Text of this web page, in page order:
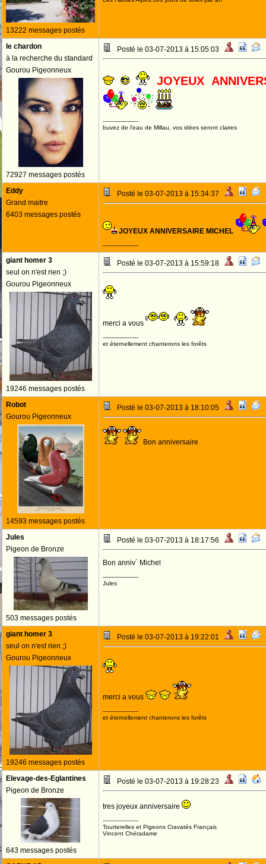
13222 messages postés
le chardon
à la recherche du standard
Gourou Pigeonneux
72927 messages postés
Posté le 03-07-2013 à 15:05:03
JOYEUX
--------------------
buvez de l'eau de Millau, vos idées seront claires
Eddy
Grand maitre
6403 messages postés
Posté le 03-07-2013 à 15:34:37
JOYEUX ANNIVERSAIRE MICHEL
--------------------
giant homer 3
seul on n'est rien ;)
Gourou Pigeonneux
19246 messages postés
Posté le 03-07-2013 à 15:59:18
merci a vous
--------------------
et éternellement chanterons les forêts
Robot
Gourou Pigeonneux
14593 messages postés
Posté le 03-07-2013 à 18:10:05
Bon anniversaire
Jules
Pigeon de Bronze
503 messages postés
Posté le 03-07-2013 à 18:17:56
Bon anniv´ Michel
--------------------
Jules
giant homer 3
seul on n'est rien ;)
Gourou Pigeonneux
19246 messages postés
Posté le 03-07-2013 à 19:22:01
merci a vous
--------------------
et éternellement chanterons les forêts
Elevage-des-Eglantines
Pigeon de Bronze
643 messages postés
Posté le 03-07-2013 à 19:28:23
tres joyeux anniversaire
--------------------
Tourterelles et Pigeons Cravatés Français
Vincent Chéradame